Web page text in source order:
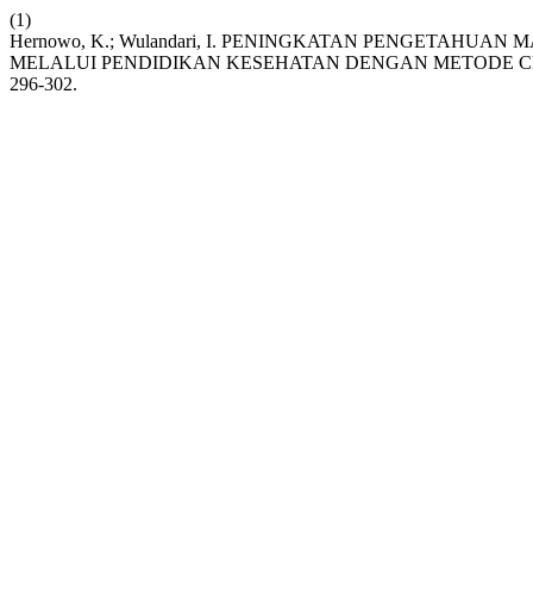
(1)
Hernowo, K.; Wulandari, I. PENINGKATAN PENGETAHUAN
MELALUI PENDIDIKAN KESEHATAN DENGAN METODE
296-302.